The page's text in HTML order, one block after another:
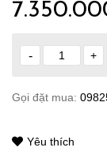
- +
Gọi đặt mua:
Yêu thích